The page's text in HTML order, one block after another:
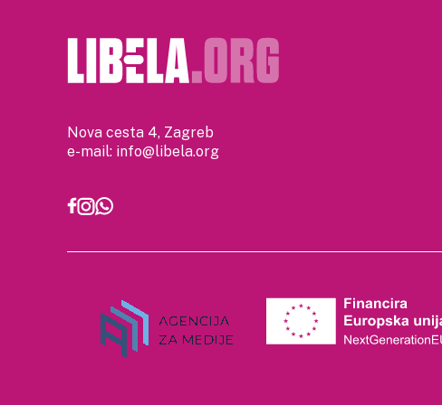
Nova cesta 4, Zagreb
e-mail: info@libela.org